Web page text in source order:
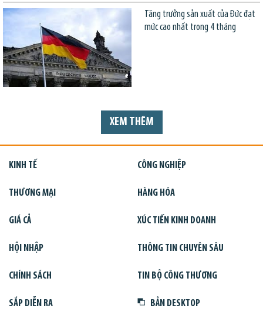
Tăng trưởng sản xuất của Đức đạt
mức cao nhất trong 4 tháng
XEM THÊM
KINH TẾ CÔNG NGHIỆP
THƯƠNG MẠI HÀNG HÓA
GIÁ CẢ XÚC TIẾN KINH DOANH
HỘI NHẬP THÔNG TIN CHUYÊN SÂU
CHÍNH SÁCH TIN BỘ CÔNG THƯƠNG
SẮP DIỄN RA BẢN DESKTOP